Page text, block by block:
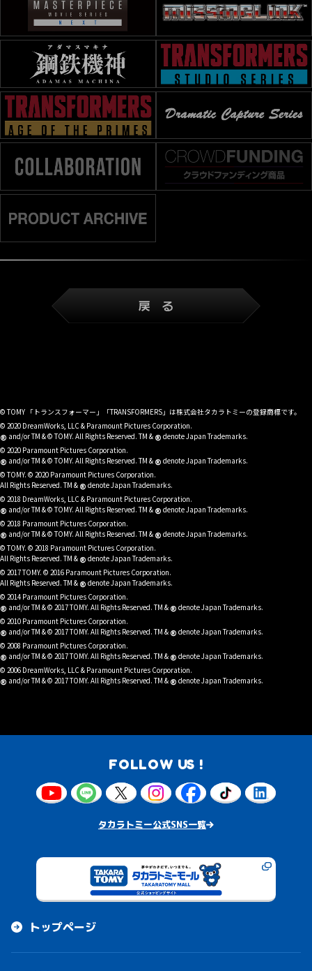
© TOMY 「トランスフォーマー」「TRANSFORMERS」は株式会社タカラトミーの登録商標です。
© 2020 DreamWorks, LLC & Paramount Pictures Corporation.
® and/or TM & © TOMY. All Rights Reserved. TM & ® denote Japan Trademarks.
© 2020 Paramount Pictures Corporation.
® and/or TM & © TOMY. All Rights Reserved. TM & ® denote Japan Trademarks.
© TOMY. © 2020 Paramount Pictures Corporation.
All Rights Reserved. TM & ® denote Japan Trademarks.
© 2018 DreamWorks, LLC & Paramount Pictures Corporation.
® and/or TM & © TOMY. All Rights Reserved. TM & ® denote Japan Trademarks.
© 2018 Paramount Pictures Corporation.
® and/or TM & © TOMY. All Rights Reserved. TM & ® denote Japan Trademarks.
© TOMY. © 2018 Paramount Pictures Corporation.
All Rights Reserved. TM & ® denote Japan Trademarks.
© 2017 TOMY. © 2016 Paramount Pictures Corporation.
All Rights Reserved. TM & ® denote Japan Trademarks.
© 2014 Paramount Pictures Corporation.
® and/or TM & © 2017 TOMY. All Rights Reserved. TM & ® denote Japan Trademarks.
© 2010 Paramount Pictures Corporation.
® and/or TM & © 2017 TOMY. All Rights Reserved. TM & ® denote Japan Trademarks.
© 2008 Paramount Pictures Corporation.
® and/or TM & © 2017 TOMY. All Rights Reserved. TM & ® denote Japan Trademarks.
© 2006 DreamWorks, LLC & Paramount Pictures Corporation.
® and/or TM & © 2017 TOMY. All Rights Reserved. TM & ® denote Japan Trademarks.
FOLLOW US !
タカラトミー公式SNS一覧
トップページ